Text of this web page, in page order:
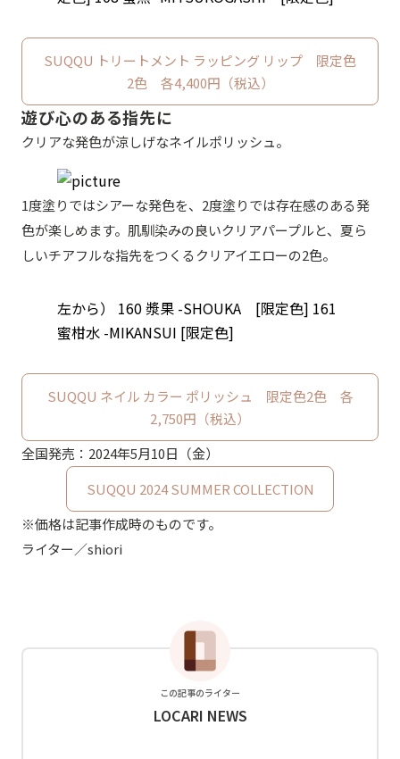
SUQQU トリートメント ラッピング リップ 限定色
2色 各4,400円（税込）
遊び心のある指先に
クリアな発色が涼しげなネイルポリッシュ。
1度塗りではシアーな発色を、2度塗りでは存在感のある発
色が楽しめます。肌馴染みの良いクリアパープルと、夏ら
しいチアフルな指先をつくるクリアイエローの2色。
左から） 160 漿果 -SHOUKA [限定色] 161
蜜柑水 -MIKANSUI [限定色]
SUQQU ネイル カラー ポリッシュ 限定色2色 各
2,750円（税込）
全国発売：2024年5月10日（金）
SUQQU 2024 SUMMER COLLECTION
※価格は記事作成時のものです。
ライター／shiori
この記事のライター
LOCARI NEWS